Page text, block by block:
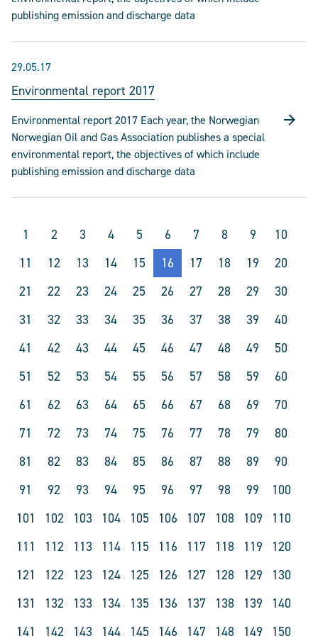
publishing emission and discharge data
29.05.17
Environmental report 2017
Environmental report 2017 Each year, the Norwegian
Norwegian Oil and Gas Association publishes a special
environmental report, the objectives of which include
publishing emission and discharge data
1 2 3 4 5 6 7 8 9
10
11
12 13 14 15 16 17 18 19
20
21
22 23 24 25 26 27 28 29
30
31
32 33 34 35 36 37 38 39
40
41
42 43 44 45 46 47 48 49
50
51
52 53 54 55 56 57 58 59
60
61
62 63 64 65 66 67 68 69
70
71
72 73 74 75 76 77 78 79
80
81
82 83 84 85 86 87 88 89
90
91
92 93 94 95 96 97 98 99
100
101
102 103 104 105 106 107 108 109
110
111
112 113 114 115 116 117 118 119
120
121
122 123 124 125 126 127 128 129
130
131
132 133 134 135 136 137 138 139
140
141
142 143 144 145 146 147 148 149
150